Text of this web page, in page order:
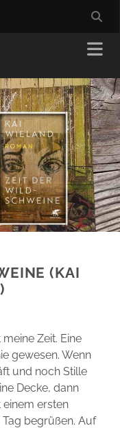
(KAI
Zeit. Eine
gewesen. Wenn
und noch Stille
Decke, dann
ersten
Tag begrüßen. Auf